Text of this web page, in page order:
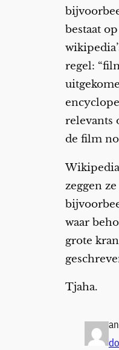
bestaat
regel:
relevants
de film
zeggen
waar
grote
Tjaha.